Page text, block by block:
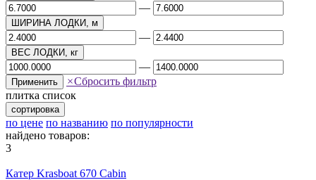
—
ШИРИНА ЛОДКИ, м
—
ВЕС ЛОДКИ, кг
—
Применить ×Сбросить фильтр
плитка список
сортировка
по цене по названию по популярности
найдено товаров:
3
Катер Krasboat 670 Cabin